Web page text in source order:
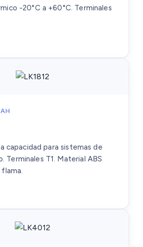
-20°C a +60°C. Terminales
capacidad para sistemas de
Terminales T1. Material ABS